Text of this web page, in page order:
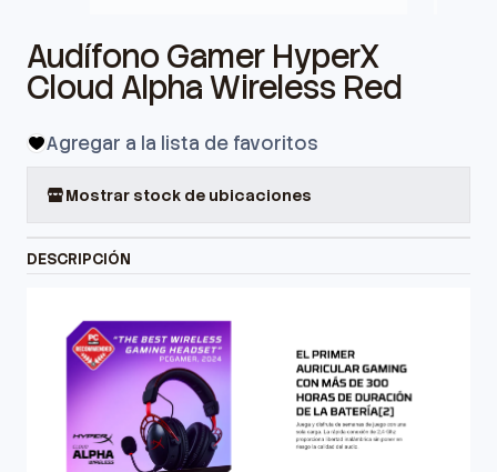
Audífono Gamer HyperX
Cloud Alpha Wireless Red
Agregar a la lista de favoritos
Mostrar stock de ubicaciones
DESCRIPCIÓN